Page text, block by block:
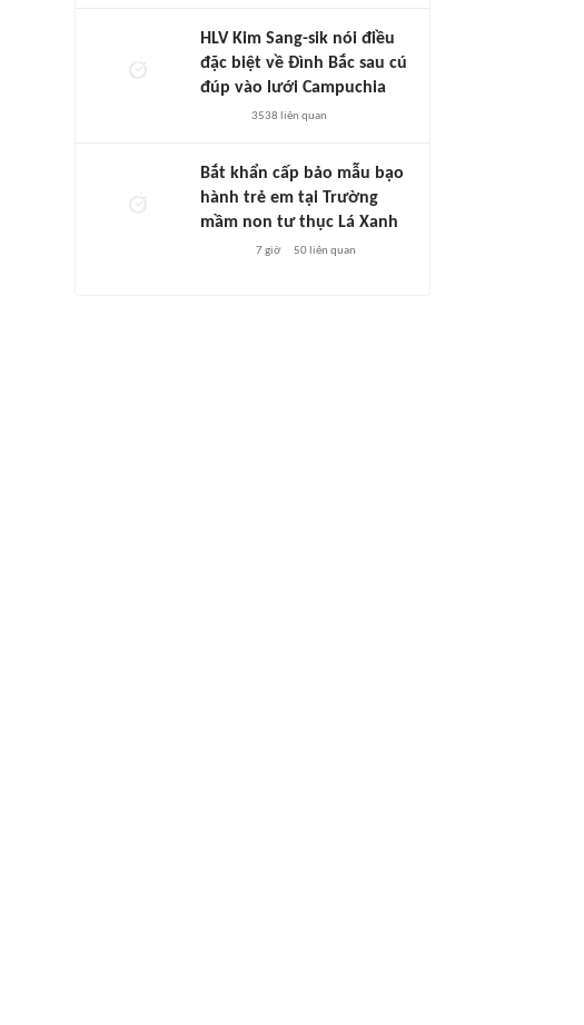
HLV Kim Sang-sik nói điều
đặc biệt về Đình Bắc sau cú
đúp vào lưới Campuchia
3538 liên quan
Bắt khẩn cấp bảo mẫu bạo
hành trẻ em tại Trường
mầm non tư thục Lá Xanh
7 giờ 50 liên quan